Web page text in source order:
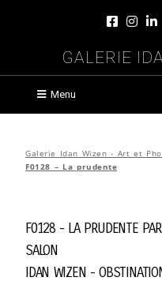
Galerie
Menu
Galerie Idan Wizen - Art et
F0128 – La prudente
F0128 - La prudente par
Salon
Idan Wizen -